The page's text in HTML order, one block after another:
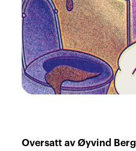
Oversatt av Øyvind Berg